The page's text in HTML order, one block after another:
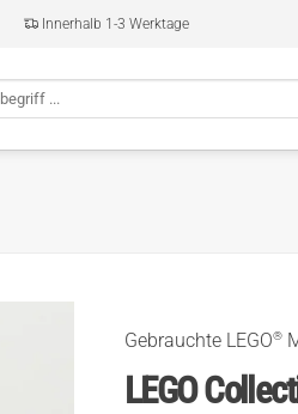
Innerhalb 1-3 Werktage
Gebrauchte LEGO®
LEGO